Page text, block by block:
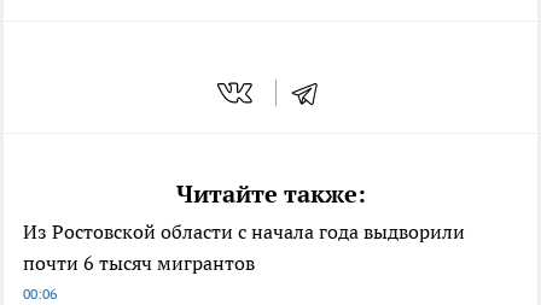
Читайте также:
Из Ростовской области с начала года выдворили
почти 6 тысяч мигрантов
00:06